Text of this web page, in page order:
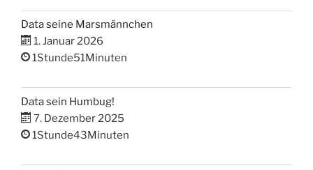
Data seine Marsmännchen
1. Januar 2026
1Stunde51Minuten
Data sein Humbug!
7. Dezember 2025
1Stunde43Minuten